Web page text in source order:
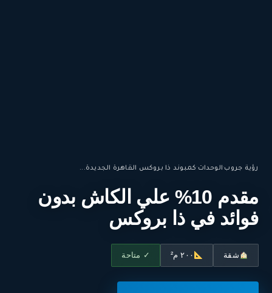
رؤية جروب·الوحدات·كمبوند ذا بروكس القاهرة الجديدة...
مقدم 10% علي الكاش بدون
فوائد في ذا بروكس
شقة ٢٠٠ م² ✓ متاحة